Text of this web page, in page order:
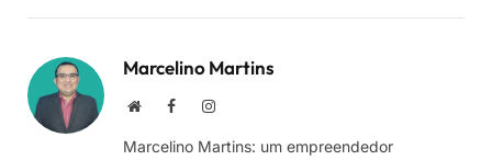
Marcelino Martins
Site FacebookInstagram
Marcelino Martins: um empreendedor